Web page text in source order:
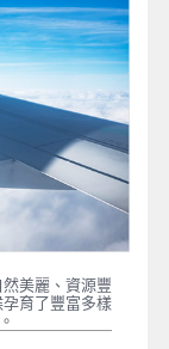
美麗、資源豐
育了豐富多樣